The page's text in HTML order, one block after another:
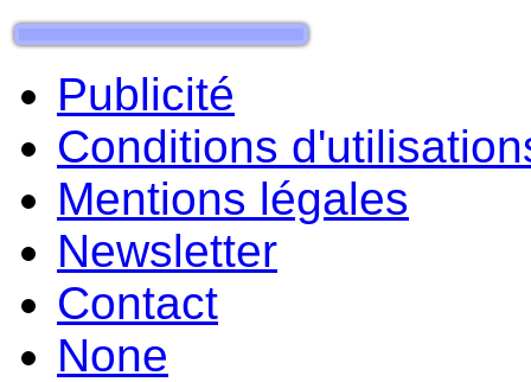
Publicité
Conditions
Mentions légales
Newsletter
Contact
None